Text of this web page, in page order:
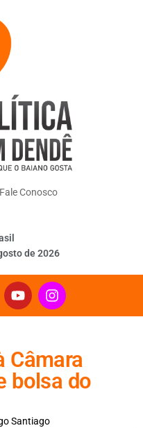
Fale Conosco
de 2026
Câmara
bolsa do
Santiago